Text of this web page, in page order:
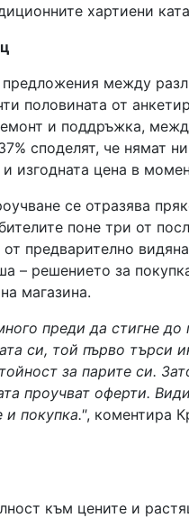
хартиени
между
половината от
и поддръжка,
споделят, че нямат
изгодната цена в
се отразява
поне три от
предварително
– решението за
магазина.
преди да стигне
си, той първо търси
за парите си.
проучват оферти.
покупка.", коментира
към цените и